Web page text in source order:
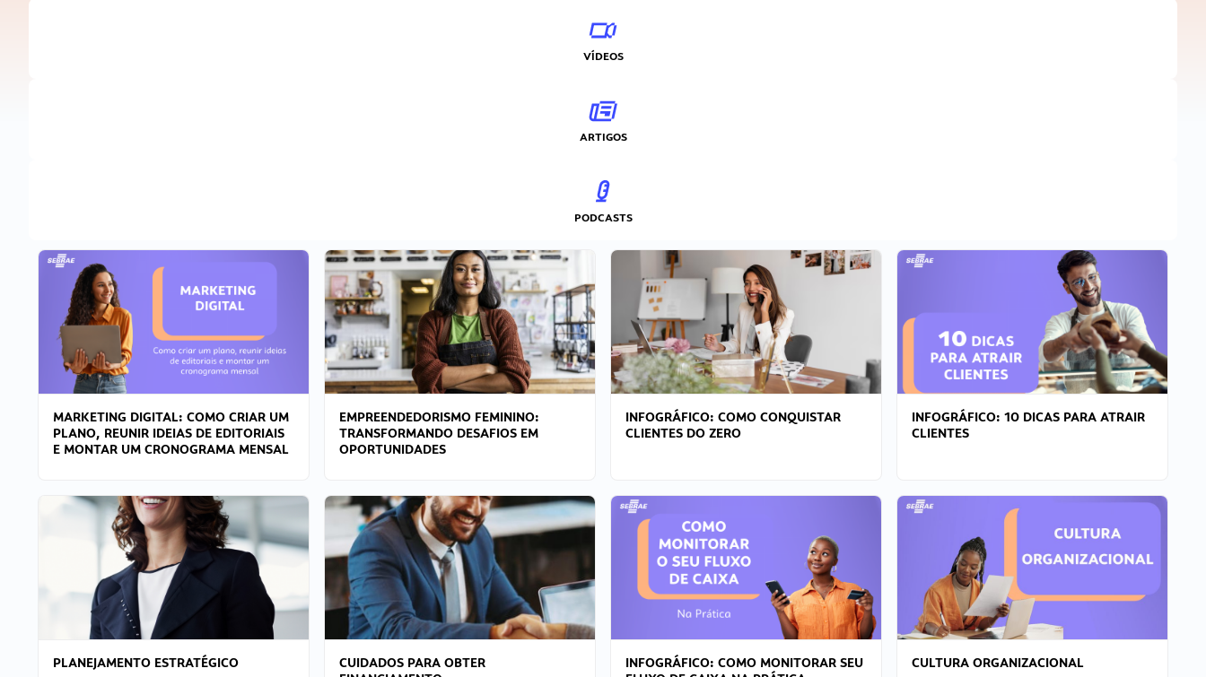
VÍDEOS
ARTIGOS
PODCASTS
MARKETING DIGITAL: COMO CRIAR UM
PLANO, REUNIR IDEIAS DE EDITORIAIS
E MONTAR UM CRONOGRAMA MENSAL
EMPREENDEDORISMO FEMININO:
TRANSFORMANDO DESAFIOS EM
OPORTUNIDADES
INFOGRÁFICO: COMO CONQUISTAR
CLIENTES DO ZERO
INFOGRÁFICO: 10 DICAS PARA ATRAIR
CLIENTES
PLANEJAMENTO ESTRATÉGICO
CUIDADOS PARA OBTER
INFOGRÁFICO: COMO MONITORAR SEU
CULTURA ORGANIZACIONAL